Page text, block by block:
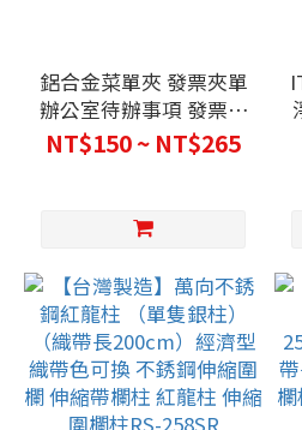
鋁合金菜單夾 發票夾單
辦公室待辦事項 發票夾
單據夾 滑動式菜單夾 彈
珠夾 夾單器 黏貼夾單
夾
NT$150 ~ NT$265